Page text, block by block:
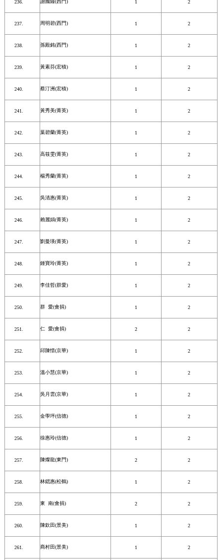
謝國鐘(西門) 1 2
周明碧(西門) 1 2
孫殿銘(西門) 1 2
黃素芬(宏積) 1 2
蔡汀洲(宏積) 1 2
黃秀美(菁英) 1 2
葉碧蘭(菁英) 1 2
高筱雯(菁英) 1 2
楊秀蘭(菁英) 1 2
吳清惠(菁英) 1 2
賴麗娟(菁英) 1 2
劉曼瑛(菁英) 1 2
鍾寶玲(菁英) 1 2
李佳哲(群愛) 1 2
群 愛(會捐) 1 2
仁 愛(會捐) 2 2
邱陳惜(京華) 1 2
溫小慧(京華) 1 2
吳月雲(京華) 1 2
金學坪(信德) 1 2
徐惠玲(信德) 1 2
陳燦龍(東門) 2 2
林鍶惠(松鶴) 1 2
東 南(會捐) 2 2
陳欽田(景美) 1 2
商村田(景美) 1 2